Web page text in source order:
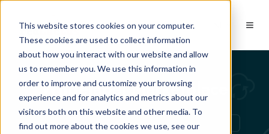
This website stores cookies on your computer.
These cookies are used to collect information
about how you interact with our website and allow
us to remember you. We use this information in
order to improve and customize your browsing
experience and for analytics and metrics about our
visitors both on this website and other media. To
find out more about the cookies we use, see our
Whitelabel Marketplace